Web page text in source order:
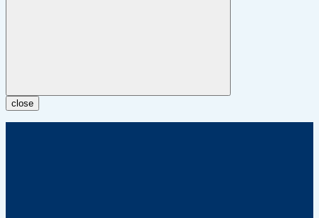
close